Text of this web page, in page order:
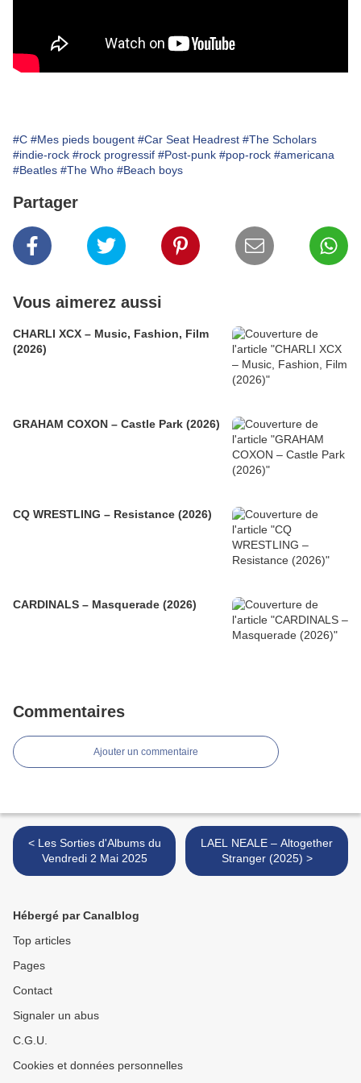
#C #Mes pieds bougent #Car Seat Headrest #The Scholars
#indie-rock #rock progressif #Post-punk #pop-rock #americana
#Beatles #The Who #Beach boys
Partager
Vous aimerez aussi
CHARLI XCX – Music, Fashion, Film
(2026)
GRAHAM COXON – Castle Park (2026)
CQ WRESTLING – Resistance (2026)
CARDINALS – Masquerade (2026)
Commentaires
Ajouter un commentaire
< Les Sorties d'Albums du
Vendredi 2 Mai 2025
LAEL NEALE – Altogether
Stranger (2025) >
Hébergé par Canalblog
Top articles
Pages
Contact
Signaler un abus
C.G.U.
Cookies et données personnelles